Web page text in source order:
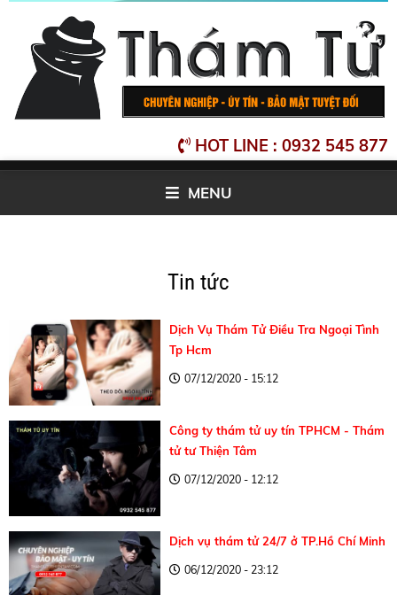
HOT LINE : 0932 545 877
MENU
Tin tức
Dịch Vụ Thám Tử Điều Tra Ngoại Tình
Tp Hcm
07/12/2020 - 15:12
Công ty thám tử uy tín TPHCM - Thám
tử tư Thiện Tâm
07/12/2020 - 12:12
Dịch vụ thám tử 24/7 ở TP.Hồ Chí Minh
06/12/2020 - 23:12